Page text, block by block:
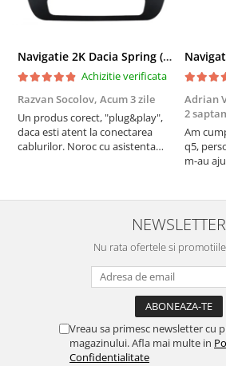
Navigatie 2K Dacia Spring (2021- Prezent), Android, S-Quadcore / 4GB RAM + 64GB ROM, 9.5 Inch - AD-BGS90042K+AD-BGRKIT366V4s
Achizitie verificata
Razvan Socolov, Acum 3 zile
Un produs corect, "plug&play",
daca esti atent la conectarea
cablurilor. Noroc cu asistenta
atras atentia ca nu era conectat
cablul de video de la camera
Adrian
2
Am
q5,
m-au
tehnic,
la ei și
NEWSLETTER
Nu rata ofertele si
Vreau sa primesc newsletter cu
magazinului. Afla mai multe in
Confidentialitate